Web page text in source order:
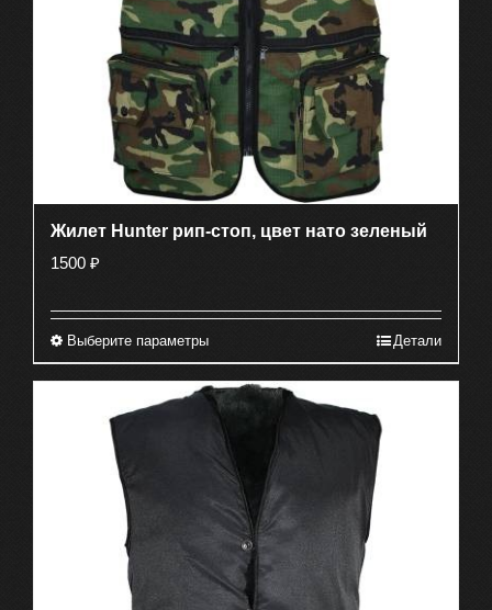
странице
товара.
Жилет Hunter рип-стоп, цвет нато зеленый
1500 ₽
Выберите параметрыЭтот
имеет
несколько
вариаций.
Опции
можно
выбрать
на
Детали